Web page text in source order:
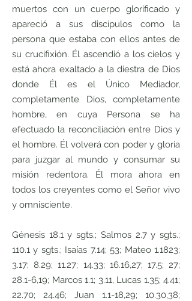
muertos con un cuerpo glorificado y
apareció a sus discípulos como la
persona que estaba con ellos antes de
su crucifixión. Él ascendió a los cielos y
está ahora exaltado a la diestra de Dios
donde Él es el Único Mediador,
completamente Dios, completamente
hombre, en cuya Persona se ha
efectuado la reconciliación entre Dios y
el hombre. Él volverá con poder y gloria
para juzgar al mundo y consumar su
misión redentora. Él mora ahora en
todos los creyentes como el Señor vivo
y omnisciente.
Génesis 18.1 y sgts.; Salmos 2.7 y sgts.;
110.1 y sgts.; Isaías 7.14; 53; Mateo 1.1823;
3.17; 8.29; 11.27; 14.33; 16.16,27; 17.5; 27;
28.1-6,19; Marcos 1.1; 3.11, Lucas 1.35; 4.41;
22.70; 24.46; Juan 1.1-18,29; 10.30,38;